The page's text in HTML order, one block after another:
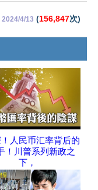
2024/4/13 (156,847次)
人民币汇率背后的
！川普系列新政之
下，